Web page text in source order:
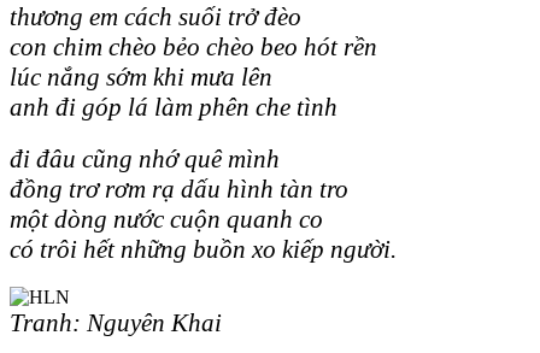
thương em cách suối trở đèo
con chim chèo bẻo chèo beo hót rền
lúc nắng sớm khi mưa lên
anh đi góp lá làm phên che tình
đi đâu cũng nhớ quê mình
đồng trơ rơm rạ dấu hình tàn tro
một dòng nước cuộn quanh co
có trôi hết những buồn xo kiếp người.
Tranh: Nguyên Khai